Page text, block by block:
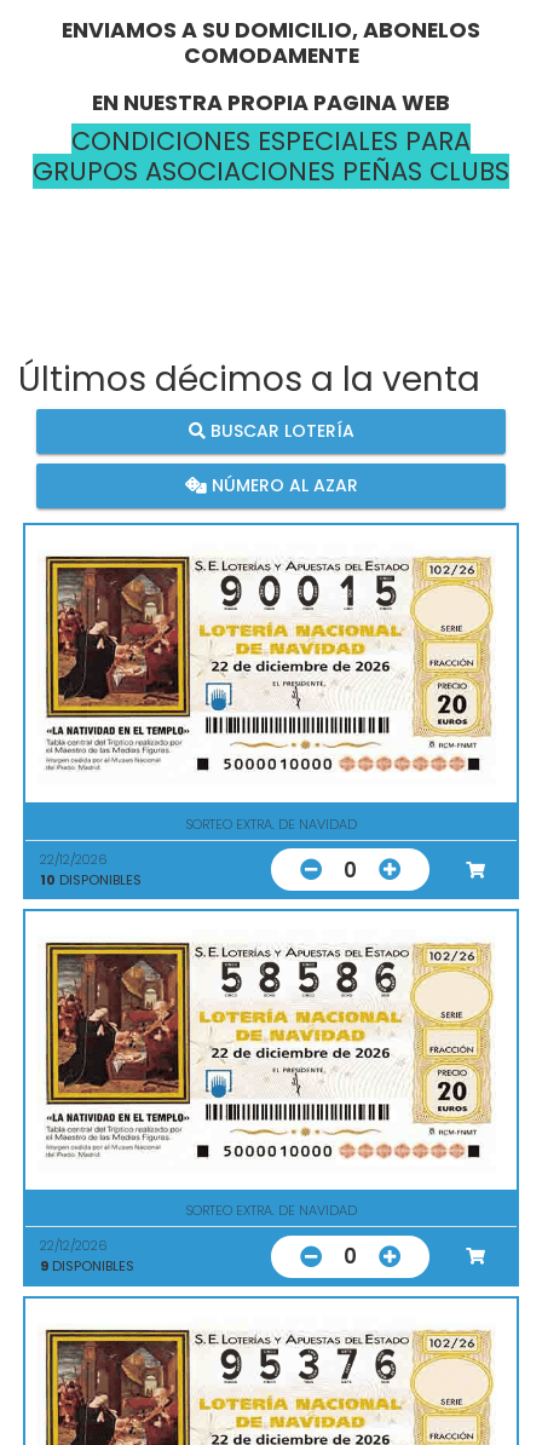
ENVIAMOS A SU DOMICILIO, ABONELOS
COMODAMENTE
EN NUESTRA PROPIA PAGINA WEB
CONDICIONES ESPECIALES PARA
GRUPOS ASOCIACIONES PEÑAS CLUBS
Últimos décimos a la venta
BUSCAR LOTERÍA
NÚMERO AL AZAR
SORTEO EXTRA. DE NAVIDAD
22/12/2026
10 DISPONIBLES 0
SORTEO EXTRA. DE NAVIDAD
22/12/2026
9 DISPONIBLES 0